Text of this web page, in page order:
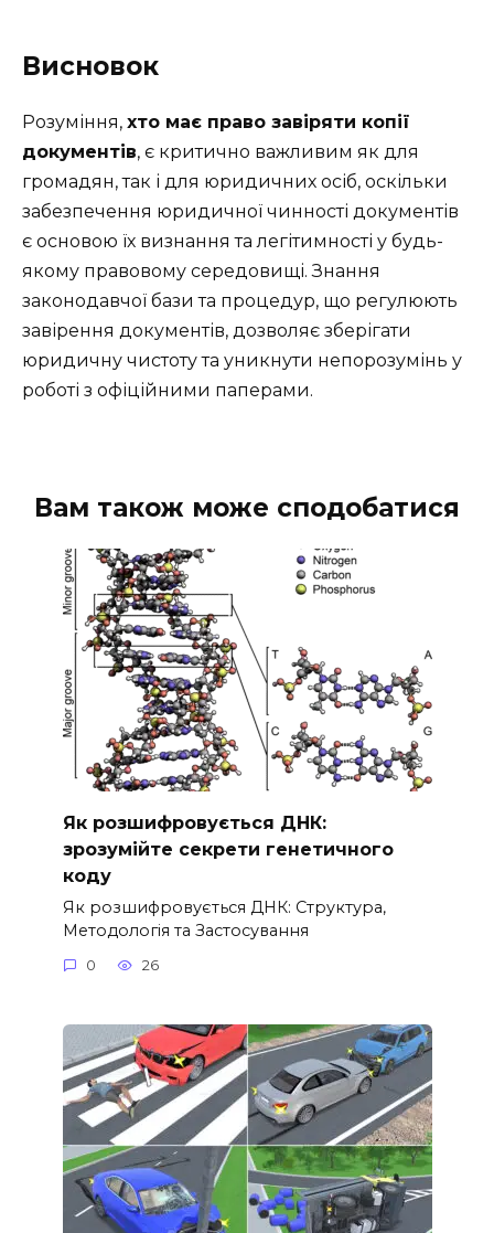
Висновок
Розуміння, хто має право завіряти копії
документів, є критично важливим як для
громадян, так і для юридичних осіб, оскільки
забезпечення юридичної чинності документів
є основою їх визнання та легітимності у будь-
якому правовому середовищі. Знання
законодавчої бази та процедур, що регулюють
завірення документів, дозволяє зберігати
юридичну чистоту та уникнути непорозумінь у
роботі з офіційними паперами.
Вам також може сподобатися
Як розшифровується ДНК:
зрозумійте секрети генетичного
коду
Як розшифровується ДНК: Структура,
Методологія та Застосування
0 26